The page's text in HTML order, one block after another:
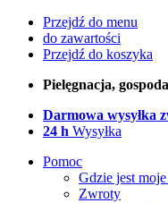
Przejdź do menu
do zawartości
Przejdź do koszyka
Pielęgnacja,
Darmowa wysyłka
24 h Wysyłka
Pomoc
Gdzie jest
Zwroty